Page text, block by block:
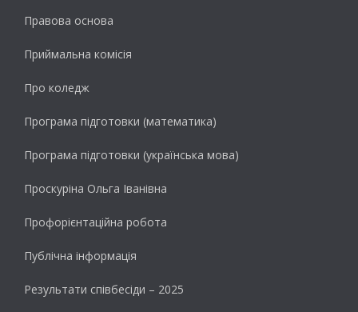
Правова основа
Приймальна комісія
Про коледж
Програма підготовки (математика)
Програма підготовки (українська мова)
Проскуріна Ольга Іванівна
Профорієнтаційна робота
Публічна інформація
Результати cпівбесіди – 2025